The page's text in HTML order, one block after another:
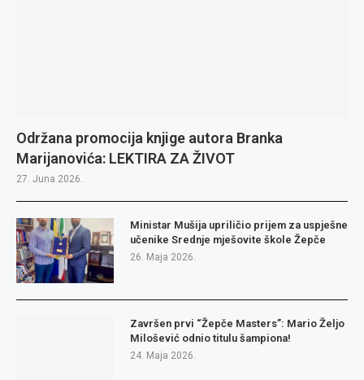
Održana promocija knjige autora Branka
Marijanovića: LEKTIRA ZA ŽIVOT
27. Juna 2026.
Ministar Mušija upriličio prijem za uspješne
učenike Srednje mješovite škole Žepče
26. Maja 2026.
Završen prvi “Žepče Masters”: Mario Željo
Milošević odnio titulu šampiona!
24. Maja 2026.